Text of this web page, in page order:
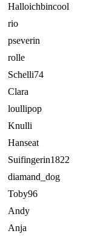
Halloichbincool
rio
pseverin
rolle
Schelli74
Clara
loullipop
Knulli
Hanseat
Suifingerin1822
diamand_dog
Toby96
Andy
Anja